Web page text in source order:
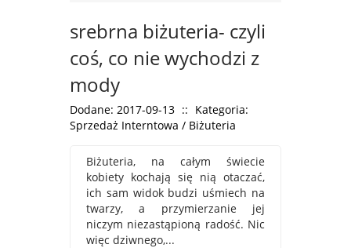
srebrna biżuteria- czyli
coś, co nie wychodzi z
mody
Dodane: 2017-09-13 :: Kategoria:
Sprzedaż Interntowa / Biżuteria
Biżuteria, na całym świecie
kobiety kochają się nią otaczać,
ich sam widok budzi uśmiech na
twarzy, a przymierzanie jej
niczym niezastąpioną radość. Nic
więc dziwnego,...